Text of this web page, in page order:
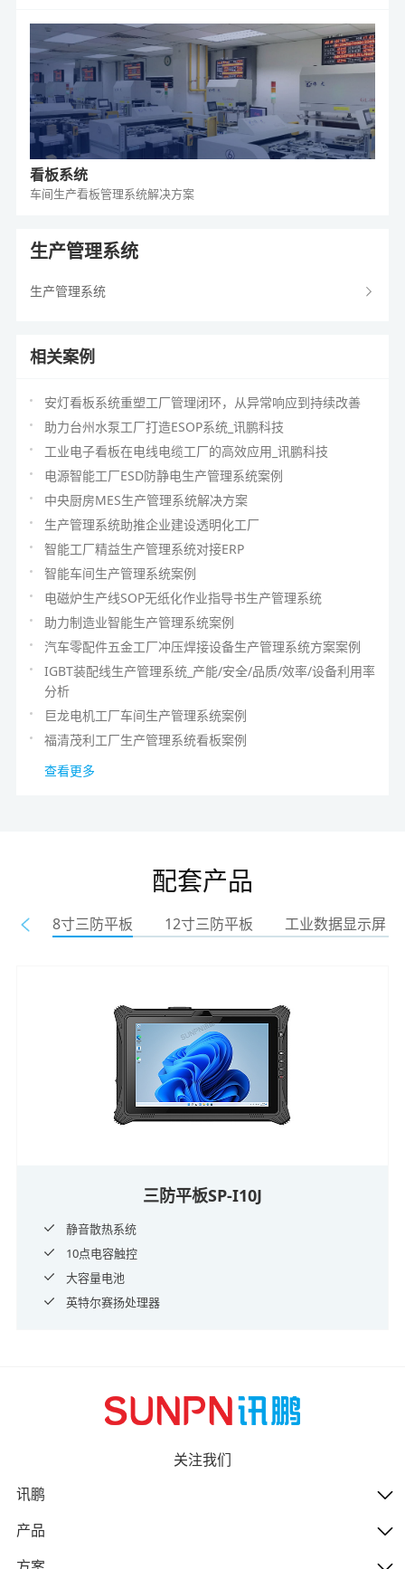
看板系统
车间生产看板管理系统解决方案
生产管理系统
生产管理系统
相关案例
安灯看板系统重塑工厂管理闭环，从异常响应到持续改善
助力台州水泵工厂打造ESOP系统_讯鹏科技
工业电子看板在电线电缆工厂的高效应用_讯鹏科技
电源智能工厂ESD防静电生产管理系统案例
中央厨房MES生产管理系统解决方案
生产管理系统助推企业建设透明化工厂
智能工厂精益生产管理系统对接ERP
智能车间生产管理系统案例
电磁炉生产线SOP无纸化作业指导书生产管理系统
助力制造业智能生产管理系统案例
汽车零配件五金工厂冲压焊接设备生产管理系统方案案例
IGBT装配线生产管理系统_产能/安全/品质/效率/设备利用率
分析
巨龙电机工厂车间生产管理系统案例
福清茂利工厂生产管理系统看板案例
查看更多
配套产品
8寸三防平板 12寸三防平板 工业数据显示屏
三防平板SP-I10J
静音散热系统
10点电容触控
大容量电池
英特尔赛扬处理器
关注我们
讯鹏
产品